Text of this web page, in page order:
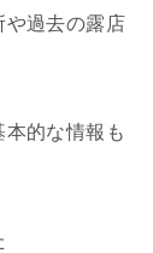
や過去の露店
的な情報も